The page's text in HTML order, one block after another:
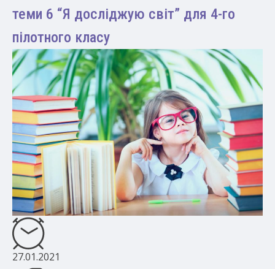
теми 6 “Я досліджую світ” для 4-го
пілотного класу
27.01.2021